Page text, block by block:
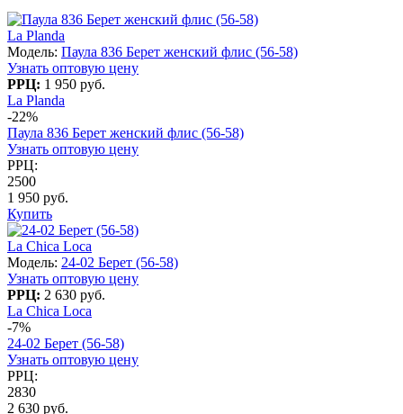
La Planda
Модель: Паула 836 Берет женский флис (56-58)
Узнать оптовую цену
РРЦ: 1 950 руб.
La Planda
-22%
Паула 836 Берет женский флис (56-58)
Узнать оптовую цену
РРЦ:
2500
1 950 руб.
Купить
La Chica Loca
Модель: 24-02 Берет (56-58)
Узнать оптовую цену
РРЦ: 2 630 руб.
La Chica Loca
-7%
24-02 Берет (56-58)
Узнать оптовую цену
РРЦ:
2830
2 630 руб.